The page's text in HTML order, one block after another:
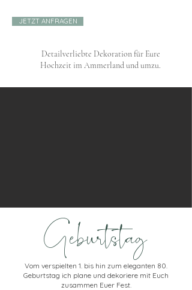
JETZT ANFRAGEN
Detailverliebte Dekoration für Eure
Hochzeit im Ammerland und umzu.
Geburtstag
Vom verspielten 1. bis hin zum eleganten 80.
Geburtstag ich plane und dekoriere mit Euch
zusammen Euer Fest.